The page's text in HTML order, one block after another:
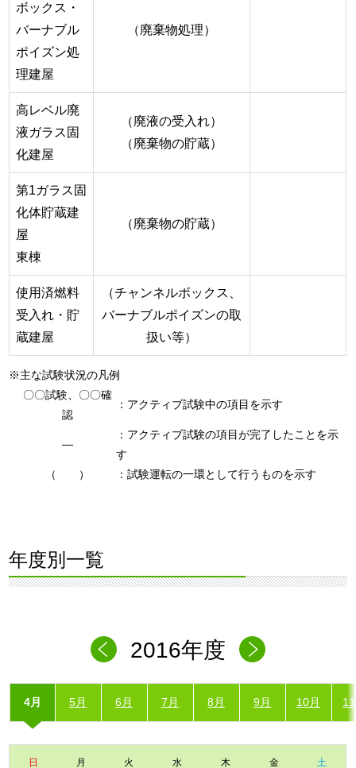
ボックス・
バーナブル
ポイズン処
理建屋
（廃棄物処理）
高レベル廃
液ガラス固
化建屋
（廃液の受入れ）
（廃棄物の貯蔵）
第1ガラス固
化体貯蔵建
屋
東棟
（廃棄物の貯蔵）
使用済燃料
受入れ・貯
蔵建屋
（チャンネルボックス、
バーナブルポイズンの取
扱い等）
※主な試験状況の凡例
〇〇試験、〇〇確
認
：アクティブ試験中の項目を示す
―
：アクティブ試験の項目が完了したことを示
す
（ ）
：試験運転の一環として行うものを示す
年度別一覧
2016年度
4月 5月 6月 7月 8月 9月 10月
日 月 火 水 木 金 土